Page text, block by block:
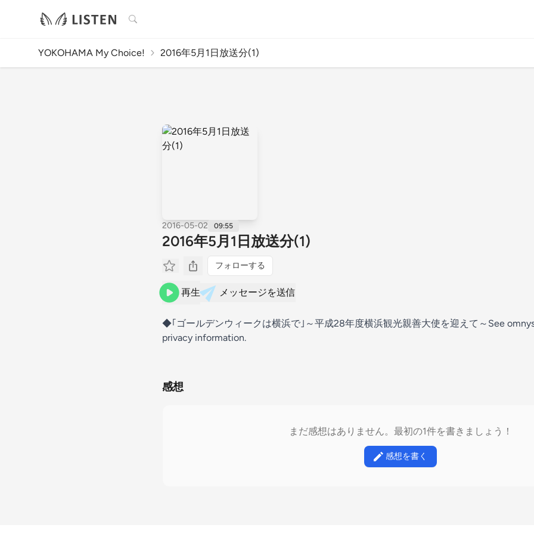
検索
YOKOHAMA My Choice! 2016年5月1日放送分(1)
2016-05-02 09:55
2016年5月1日放送分(1)
フォローする
再生 メッセージを送信
◆｢ゴールデンウィークは横浜で｣～平成28年度横浜観光親善大使を迎えて～See
privacy information.
感想
まだ感想はありません。最初の1件を書きましょう！
感想を書く